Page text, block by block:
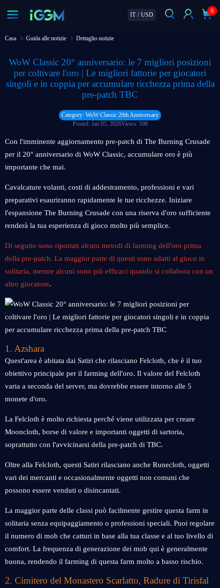
IT / USD
0
Casa Guida alle notizie Dettaglio notizie
WoW Classic 20° anniversario: le 7 migliori posizioni
per coltivare l'oro | Le migliori fattorie per giocatori
singoli e in coppia per accumulare ricchezza prima della
pre-patch TBC
Category: WoW Classic 20th Anniversary
Posted: Jan 05, 2026Views: 598
Con l'imminente aggiornamento pre-patch di The Burning Crusade
per il 20° anniversario di WoW Classic, accumulare oro è più
importante che mai.
Cavalcature volanti, costi di addestramento, professioni e vari
preparativi esauriranno rapidamente le tue ricchezze. Iniziare
l'espansione The Burning Crusade con una riserva d'oro sufficiente
renderà la tua esperienza di gioco molto più semplice.
Di seguito sono riportati alcuni metodi di farming dell'oro prima
della pre-patch. La maggior parte di questi sono adatti al gioco in
solitaria, mentre alcuni sono più efficaci quando si collabora con un
altro giocatore.
1. Azshara
Quest'area è abitata dai Satiri che rilasciano Felcloth, che è il tuo
obiettivo principale per il farming dell'oro. Il valore del Felcloth
varia a seconda del server, ma dovrebbe essere intorno alle 5
monete d'oro.
La Felcloth è molto richiesta perché viene utilizzata per creare
Mooncloth, borse di valore e importanti oggetti di sartoria,
soprattutto con l'avvicinarsi della pre-patch di TBC.
Oltre alla Felcloth, questi Satiri rilasciano anche Runecloth, oggetti
vari dei mercanti e occasionalmente oggetti non comuni che
possono essere venduti o disincantati.
La maggior parte delle classi può facilmente gestire questa farm in
solitaria senza equipaggiamento o professioni speciali. Puoi regolare
il numero di mob che catturi in base alla tua classe e al tuo livello di
comfort. La frequenza di generazione dei mob qui è generalmente
buona, rendendo il farming di questa farm molto a basso rischio.
2. Cimitero del Monastero Scarlatto, Radure di Tirisfal